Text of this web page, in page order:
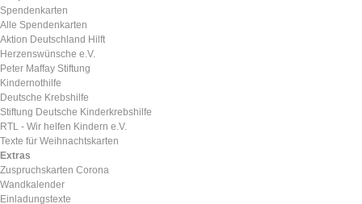
Spendenkarten
Alle Spendenkarten
Aktion Deutschland Hilft
Herzenswünsche e.V.
Peter Maffay Stiftung
Kindernothilfe
Deutsche Krebshilfe
Stiftung Deutsche Kinderkrebshilfe
RTL - Wir helfen Kindern e.V.
Texte für Weihnachtskarten
Extras
Zuspruchskarten Corona
Wandkalender
Einladungstexte